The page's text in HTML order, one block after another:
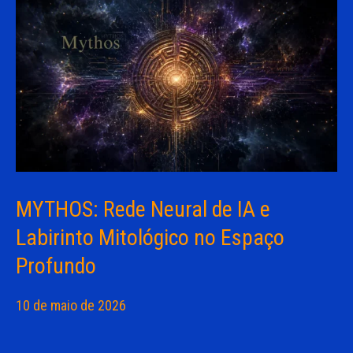
MYTHOS: Rede Neural de IA e
Labirinto Mitológico no Espaço
Profundo
10 de maio de 2026